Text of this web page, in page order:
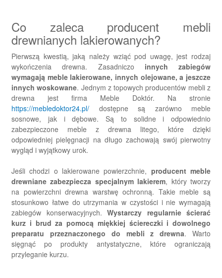
Co zaleca producent mebli
drewnianych lakierowanych?
Pierwszą kwestią, jaką należy wziąć pod uwagę, jest rodzaj
wykończenia drewna. Zasadniczo innych zabiegów
wymagają meble lakierowane, innych olejowane, a jeszcze
innych woskowane. Jednym z topowych producentów mebli z
drewna jest firma Meble Doktór. Na stronie
https://mebledoktor24.pl/ dostępne są zarówno meble
sosnowe, jak i dębowe. Są to solidne i odpowiednio
zabezpieczone meble z drewna litego, które dzięki
odpowiedniej pielęgnacji na długo zachowają swój pierwotny
wygląd i wyjątkowy urok.
Jeśli chodzi o lakierowane powierzchnie, producent meble
drewniane zabezpiecza specjalnym lakierem, który tworzy
na powierzchni drewna warstwę ochronną. Takie meble są
stosunkowo łatwe do utrzymania w czystości i nie wymagają
zabiegów konserwacyjnych. Wystarczy regularnie ścierać
kurz i brud za pomocą miękkiej ściereczki i dowolnego
preparatu przeznaczonego do mebli z drewna. Warto
sięgnąć po produkty antystatyczne, które ograniczają
przyleganie kurzu.